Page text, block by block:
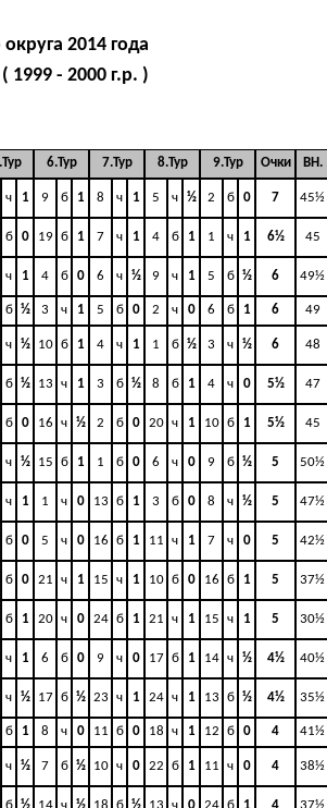
2014 года
- 2000 г.р. )
6.Тур 7.Тур 8.Тур 9.Тур Очки BH.
ч 1 9 б 1 8 ч 1 5 ч ½ 2 б 0 7 45½
б 0 19 б 1 7 ч 1 4 б 1 1 ч 1 6½ 45
ч 1 4 б 0 6 ч ½ 9 ч 1 5 б ½ 6 49½
б ½ 3 ч 1 5 б 0 2 ч 0 6 б 1 6 49
ч ½ 10 б 1 4 ч 1 1 б ½ 3 ч ½ 6 48
б ½ 13 ч 1 3 б ½ 8 б 1 4 ч 0 5½ 47
б 0 16 ч ½ 2 б 0 20 ч 1 10 б 1 5½ 45
ч ½ 15 б 1 1 б 0 6 ч 0 9 б ½ 5 50½
ч 1 1 ч 0 13 б 1 3 б 0 8 ч ½ 5 47½
б 0 5 ч 0 16 б 1 11 ч 1 7 ч 0 5 42½
б 0 21 ч 1 15 ч 1 10 б 0 16 б 1 5 37½
б 1 20 ч 0 24 б 1 21 ч 1 15 ч 1 5 30½
ч 1 6 б 0 9 ч 0 17 б 1 14 ч ½ 4½ 40½
ч ½ 17 б ½ 23 ч 1 24 ч 1 13 б ½ 4½ 35½
б 1 8 ч 0 11 б 0 18 ч 1 12 б 0 4 41½
ч ½ 7 б ½ 10 ч 0 22 б 1 11 ч 0 4 38½
б ½ 14 ч ½ 18 б ½ 13 ч 0 24 б 1 4 37½